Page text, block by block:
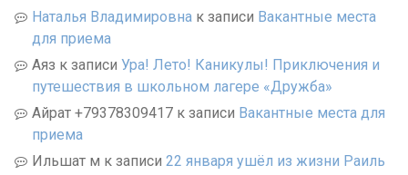
Наталья Владимировна к записи Вакантные места
для приема
Аяз к записи Ура! Лето! Каникулы! Приключения и
путешествия в школьном лагере «Дружба»
Айрат +79378309417 к записи Вакантные места для
приема
Ильшат м к записи 22 января ушёл из жизни Раиль